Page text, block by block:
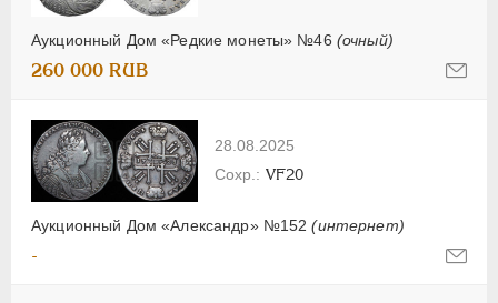
Аукционный Дом «Редкие монеты» №46 (очный)
260 000 RUB
28.08.2025
Аукционный Дом «Александр» №152(интернет)
VF20
-